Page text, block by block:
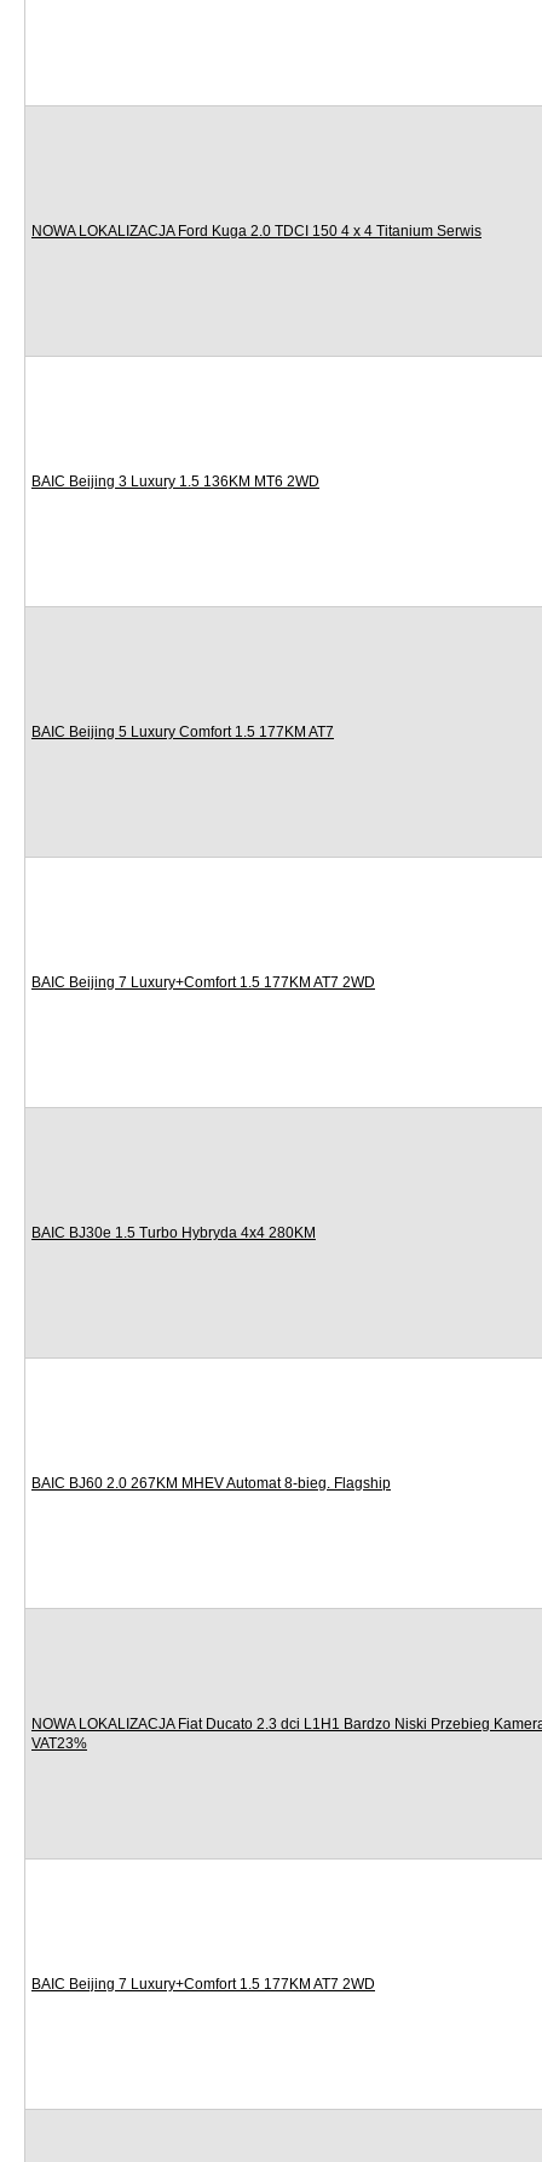
NOWA LOKALIZACJA Ford Kuga 2.0 TDCI 150 4 x 4 Titanium Serwis
BAIC Beijing 3 Luxury 1.5 136KM MT6 2WD
BAIC Beijing 5 Luxury Comfort 1.5 177KM AT7
BAIC Beijing 7 Luxury+Comfort 1.5 177KM AT7 2WD
BAIC BJ30e 1.5 Turbo Hybryda 4x4 280KM
BAIC BJ60 2.0 267KM MHEV Automat 8-bieg. Flagship
NOWA LOKALIZACJA Fiat Ducato 2.3 dci L1H1 Bardzo Niski Przebieg
VAT23%
BAIC Beijing 7 Luxury+Comfort 1.5 177KM AT7 2WD